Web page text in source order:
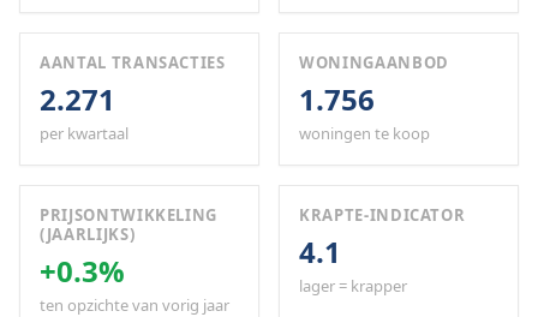
AANTAL TRANSACTIES
2.271
per kwartaal
WONINGAANBOD
1.756
woningen te koop
PRIJSONTWIKKELING
(JAARLIJKS)
+0.3%
ten opzichte van vorig jaar
KRAPTE-INDICATOR
4.1
lager = krapper